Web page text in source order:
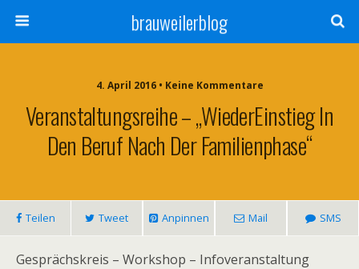
brauweilerblog
4. April 2016 • Keine Kommentare
Veranstaltungsreihe – „WiederEinstieg In
Den Beruf Nach Der Familienphase“
Teilen Tweet Anpinnen Mail SMS
Gesprächskreis – Workshop – Infoveranstaltung